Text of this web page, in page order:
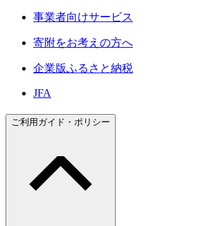
事業者向けサービス
寄附をお考えの方へ
企業版ふるさと納税
JFA
ご利用ガイド・ポリシー